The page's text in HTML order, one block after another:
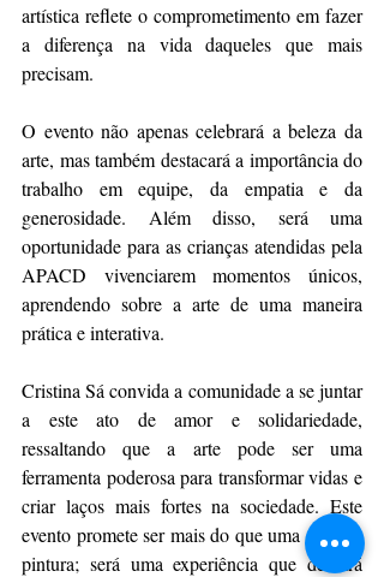
artística reflete o comprometimento em fazer
a diferença na vida daqueles que mais
precisam.
O evento não apenas celebrará a beleza da
arte, mas também destacará a importância do
trabalho em equipe, da empatia e da
generosidade. Além disso, será uma
oportunidade para as crianças atendidas pela
APACD vivenciarem momentos únicos,
aprendendo sobre a arte de uma maneira
prática e interativa.
Cristina Sá convida a comunidade a se juntar
a este ato de amor e solidariedade,
ressaltando que a arte pode ser uma
ferramenta poderosa para transformar vidas e
criar laços mais fortes na sociedade. Este
evento promete ser mais do que uma simples
pintura; será uma experiência que deixará